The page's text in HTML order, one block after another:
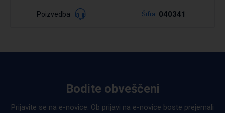
Poizvedba Šifra: 040341
Bodite obveščeni
Prijavite se na e-novice. Ob prijavi na e-novice boste prejemali